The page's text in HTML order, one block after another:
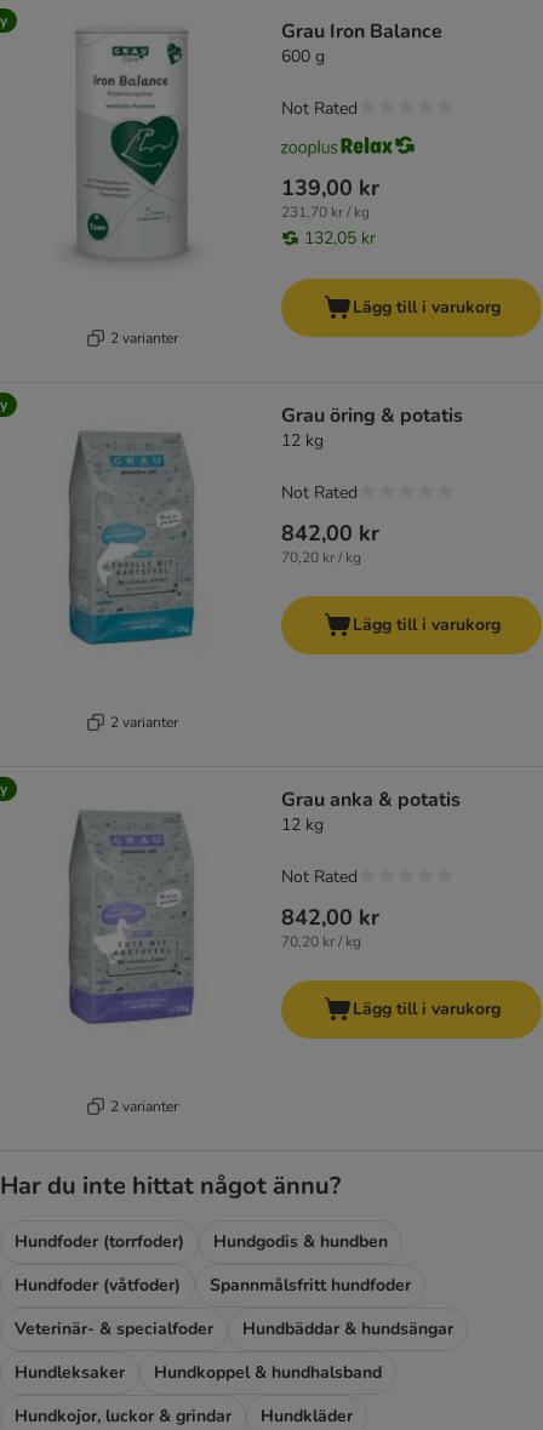
2 varianter
Grau Iron Balance
600 g
139,00 kr
231,70 kr / kg
132,05 kr
Not Rated
Lägg till i varukorg
2 varianter
Grau öring & potatis
12 kg
842,00 kr
70,20 kr / kg
Not Rated
Lägg till i varukorg
2 varianter
Grau anka & potatis
12 kg
842,00 kr
70,20 kr / kg
Not Rated
Lägg till i varukorg
Har du inte hittat något ännu?
Hundfoder (torrfoder)
Hundgodis & hundben
Hundfoder (våtfoder)
Spannmålsfritt hundfoder
Veterinär- & specialfoder
Hundbäddar & hundsängar
Hundleksaker
Hundkoppel & hundhalsband
Hundkojor, luckor & grindar
Hundkläder